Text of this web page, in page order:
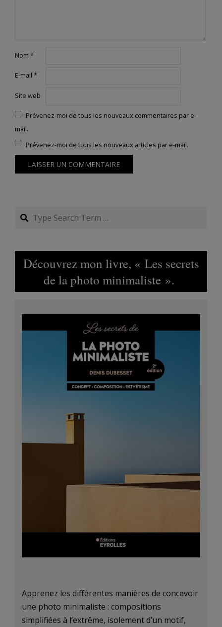
Nom *
E-mail *
Site web
Prévenez-moi de tous les nouveaux commentaires par e-
mail.
Prévenez-moi de tous les nouveaux articles par e-mail.
Search
Découvrez mon livre, « Les secrets
de la photo minimaliste ».
Apprenez les différentes manières de concevoir
une photo minimaliste : compositions
simplifiées à l’extrême, isolement d’un motif,